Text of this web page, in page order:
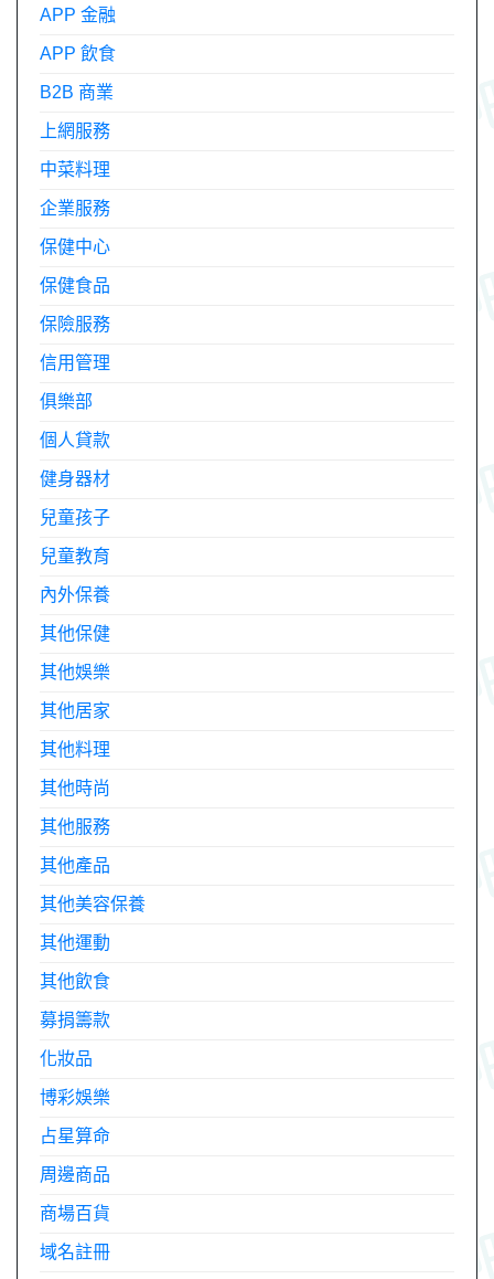
APP 金融
APP 飲食
B2B 商業
上網服務
中菜料理
企業服務
保健中心
保健食品
保險服務
信用管理
俱樂部
個人貸款
健身器材
兒童孩子
兒童教育
內外保養
其他保健
其他娛樂
其他居家
其他料理
其他時尚
其他服務
其他產品
其他美容保養
其他運動
其他飲食
募捐籌款
化妝品
博彩娛樂
占星算命
周邊商品
商場百貨
域名註冊